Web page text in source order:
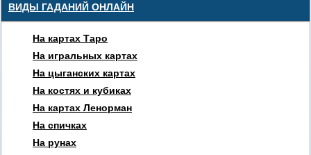
ВИДЫ ГАДАНИЙ ОНЛАЙН
На картах Таро
На игральных картах
На цыганских картах
На костях и кубиках
На картах Ленорман
На спичках
На рунах